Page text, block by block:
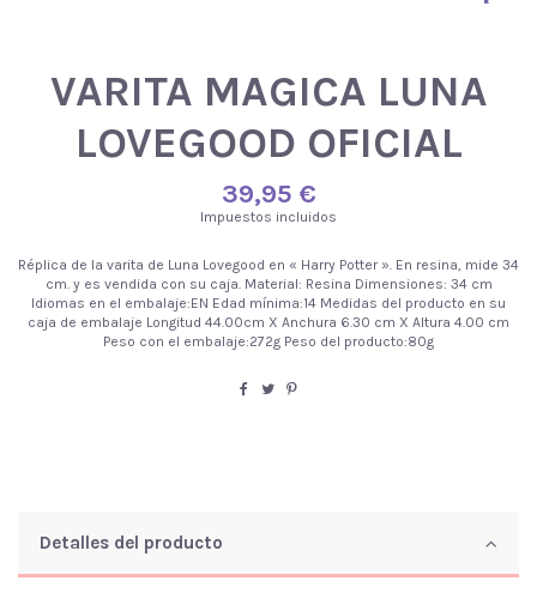
VARITA MAGICA LUNA
LOVEGOOD OFICIAL
39,95 €
Impuestos incluidos
Réplica de la varita de Luna Lovegood en « Harry Potter ». En resina, mide 34
cm. y es vendida con su caja. Material: Resina Dimensiones: 34 cm
Idiomas en el embalaje:EN Edad mínima:14 Medidas del producto en su
caja de embalaje Longitud 44.00cm X Anchura 6.30 cm X Altura 4.00 cm
Peso con el embalaje:272g Peso del producto:80g
Detalles del producto